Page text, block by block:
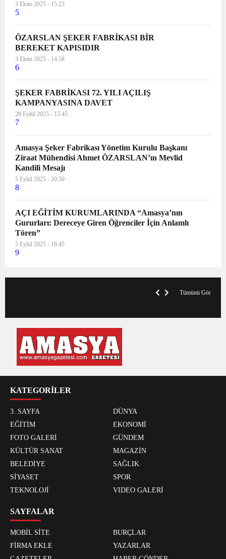
3 Ekim 2025 - 15:23
5
ÖZARSLAN ŞEKER FABRİKASI BİR
BEREKET KAPISIDIR
3 Ekim 2025 - 14:58
6
ŞEKER FABRİKASI 72. YILI AÇILIŞ
KAMPANYASINA DAVET
28 Eylül 2025 - 15:45
7
Amasya Şeker Fabrikası Yönetim Kurulu Başkanı
Ziraat Mühendisi Ahmet ÖZARSLAN’ın Mevlid
Kandili Mesajı
5 Eylül 2025 - 20:50
8
AÇI EĞİTİM KURUMLARINDA “Amasya’nın
Gururları: Dereceye Giren Öğrenciler İçin Anlamlı
Tören”
5 Eylül 2025 - 18:45
9
Tümünü Gör
KATEGORİLER
3. SAYFA
DÜNYA
EĞİTİM
EKONOMİ
FOTO GALERİ
GÜNDEM
KÜLTÜR SANAT
MAGAZİN
BELEDİYE
SAĞLIK
SİYASET
SPOR
TEKNOLOJİ
VIDEO GALERİ
SAYFALAR
MOBİL SİTE
BURÇLAR
FİRMA EKLE
YAZARLAR